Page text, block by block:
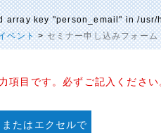
array key "person_email" in/usr/
ベント>セミナー申し込みフォーム
項目です。必ずご記入ください
またはエクセルで